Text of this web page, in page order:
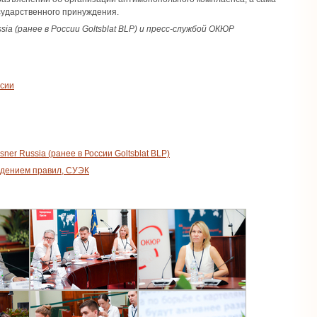
принуждения.
(ранее в России Goltsblat BLP) и пресс-службой ОКЮР
Russia (ранее в России Goltsblat BLP)
правил, СУЭК